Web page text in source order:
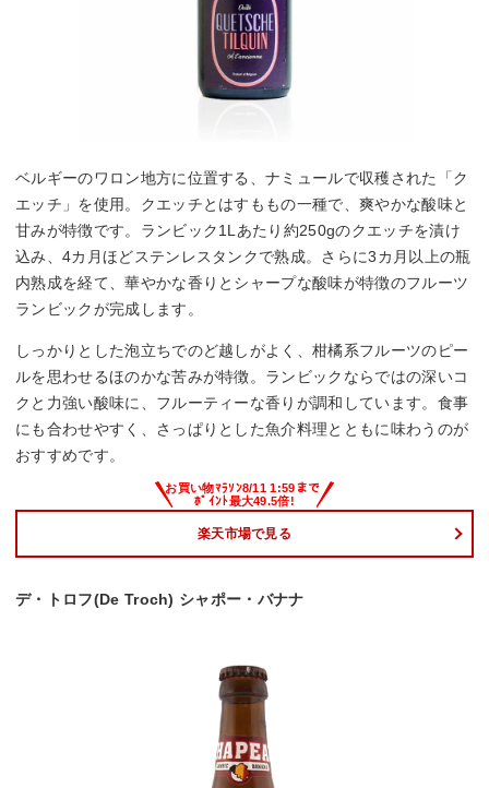
ベルギーのワロン地方に位置する、ナミュールで収穫された「ク
エッチ」を使用。クエッチとはすももの一種で、爽やかな酸味と
甘みが特徴です。ランビック1Lあたり約250gのクエッチを漬け
込み、4カ月ほどステンレスタンクで熟成。さらに3カ月以上の瓶
内熟成を経て、華やかな香りとシャープな酸味が特徴のフルーツ
ランビックが完成します。
しっかりとした泡立ちでのど越しがよく、柑橘系フルーツのピー
ルを思わせるほのかな苦みが特徴。ランビックならではの深いコ
クと力強い酸味に、フルーティーな香りが調和しています。食事
にも合わせやすく、さっぱりとした魚介料理とともに味わうのが
おすすめです。
楽天市場で見る
デ・トロフ(De Troch) シャポー・バナナ